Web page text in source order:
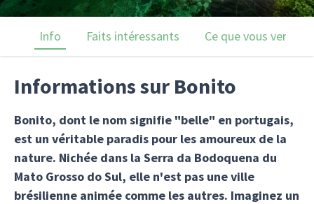
Info Faits intéressants Ce que vous verrez
Informations sur Bonito
Bonito, dont le nom signifie "belle" en portugais,
est un véritable paradis pour les amoureux de la
nature. Nichée dans la Serra da Bodoquena du
Mato Grosso do Sul, elle n'est pas une ville
brésilienne animée comme les autres. Imaginez un